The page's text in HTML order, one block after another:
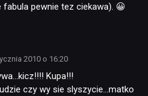
pewnie tez ciekawa). 😀
2010 o 16:20
Kupa!!!
czy wy sie slyszycie…matko